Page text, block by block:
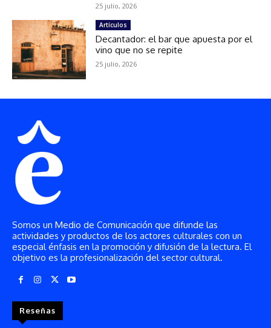
Somos un Medio de Comunicación que difunde las
actividades y productos de los actores culturales con un
especial énfasis en la promoción y difusión de la lectura. El
objetivo es la profesionalización del sector cultural.
Reseñas